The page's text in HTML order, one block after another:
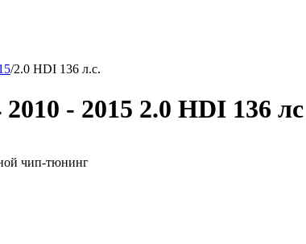
/2.0 HDI 136 л.с.
- 2015 2.0 HDI 136 лс
чип-тюнинг